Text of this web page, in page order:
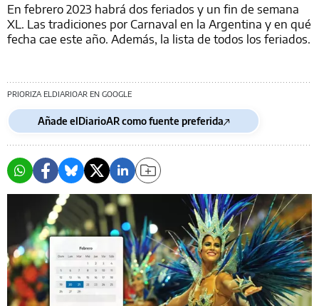
En febrero 2023 habrá dos feriados y un fin de semana
XL. Las tradiciones por Carnaval en la Argentina y en qué
fecha cae este año. Además, la lista de todos los feriados.
PRIORIZA ELDIARIOAR EN GOOGLE
Añade elDiarioAR como fuente preferida